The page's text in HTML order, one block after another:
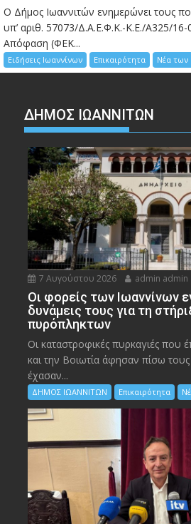
Ο Δήμος Ιωαννιτών ενημερώνει τους
υπ’ αριθ. 57073/Δ.Α.Ε.Φ.Κ.-Κ.Ε./Α325/
Απόφαση (ΦΕΚ...
Ειδήσεις Ιωαννίνων Επικαιρότητα Νέα
ΔΗΜΟΣ ΙΩΑΝΝΙΤΩΝ
7 Αυγούστου 2026 admin admin
Οι φορείς των Ιωαννίνων
δυνάμεις τους για τη
πυρόπληκτων
Οι καταστροφικές πυρκαγιές που
και την Bοιωτία άφησαν πίσω
έχασαν...
ΔΗΜΟΣ ΙΩΑΝΝΙΤΩΝ Επικαιρότητα